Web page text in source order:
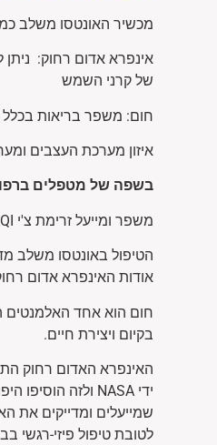
מכשיר האונטסו משלב
של קרני השמש
חום: משפר בריאות בכלל
איזון מערכת העצבים
בשפה של מטפלים
משפר ומייעל זרימת צ'י QI
הטיפול באונטסו משלב
אודות האינפרא אדום
חום הוא אחד האלמנטים
בקיום ויצירת חיים.
האינפרא האדום רחוק
ידי NASA
שמייעלים ומדייקים את
לטובת טיפול פיזי-רגשי